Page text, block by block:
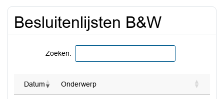
Besluitenlijsten B&W
Zoeken:
Datum Onderwerp